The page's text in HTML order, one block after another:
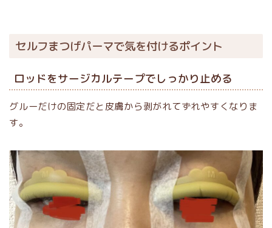
セルフまつげパーマで気を付けるポイント
ロッドをサージカルテープでしっかり止める
グルーだけの固定だと皮膚から剥がれてずれやすくなりま
す。